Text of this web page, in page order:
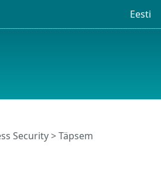
Eesti
Security>Täpsem